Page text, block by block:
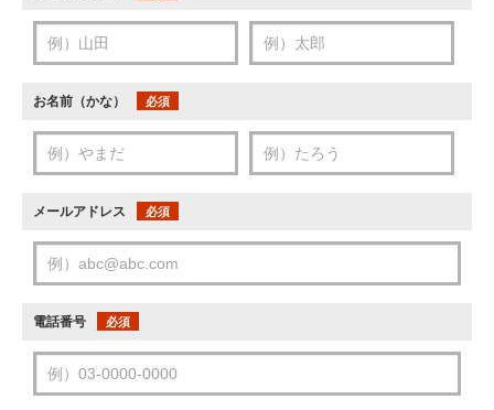
お名前（かな） 必須
メールアドレス 必須
電話番号 必須